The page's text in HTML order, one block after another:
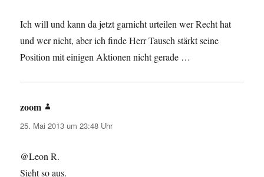
Ich will und kann da jetzt garnicht urteilen wer Recht hat
und wer nicht, aber ich finde Herr Tausch stärkt seine
Position mit einigen Aktionen nicht gerade …
zoom
25. Mai 2013 um 23:48 Uhr
@Leon R.
Sieht so aus.